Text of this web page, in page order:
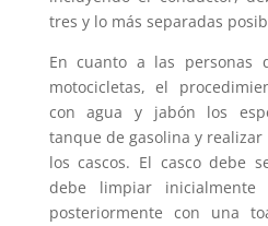
tres y lo más separadas
En cuanto a las personas
motocicletas, el
con agua y jabón los
tanque de gasolina y
los cascos. El casco debe
debe limpiar
posteriormente con una